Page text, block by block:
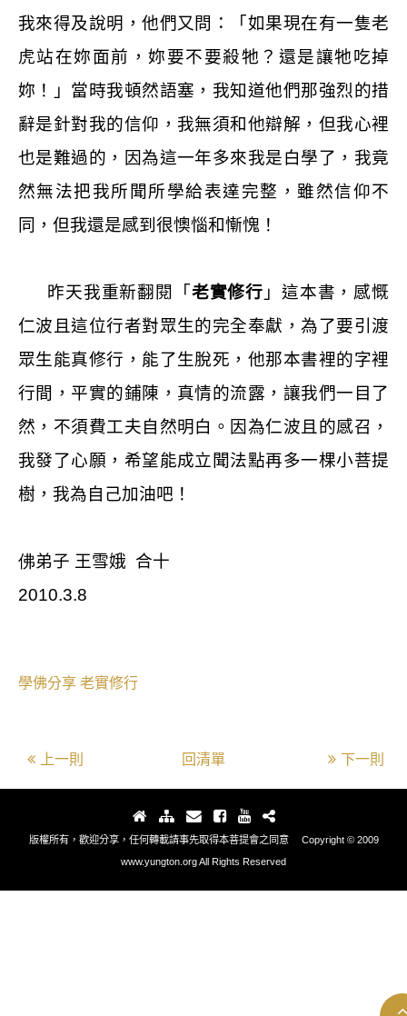
我來得及說明，他們又問：「如果現在有一隻老
虎站在妳面前，妳要不要殺牠？還是讓牠吃掉
妳！」當時我頓然語塞，我知道他們那強烈的措
辭是針對我的信仰，我無須和他辯解，但我心裡
也是難過的，因為這一年多來我是白學了，我竟
然無法把我所聞所學給表達完整，雖然信仰不
同，但我還是感到很懊惱和慚愧！
昨天我重新翻閱「 老實修行 」這本書，感慨
仁波且這位行者對眾生的完全奉獻，為了要引渡
眾生能真修行，能了生脫死，他那本書裡的字裡
行間，平實的鋪陳，真情的流露，讓我們一目了
然，不須費工夫自然明白。因為仁波且的感召，
我發了心願，希望能成立聞法點再多一棵小菩提
樹，我為自己加油吧！
佛弟子 王雪娥 合十
2010.3.8
學佛分享 老實修行
上一則 回清單 下一則
版權所有，歡迎分享，任何轉載請事先取得本菩提會之同意 Copyright © 2009
www.yungton.org All Rights Reserved